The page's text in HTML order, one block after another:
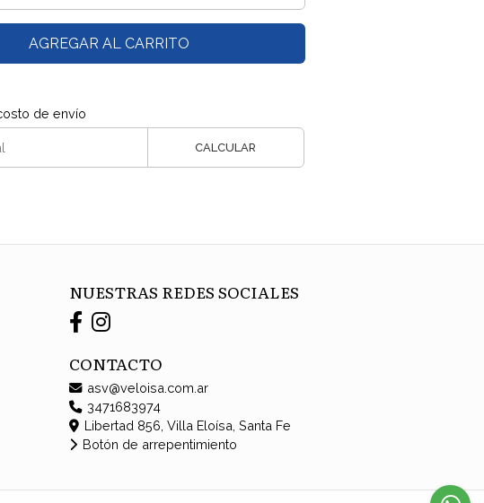
AGREGAR AL CARRITO
de envío
CALCULAR
NUESTRAS REDES SOCIALES
CONTACTO
asv@veloisa.com.ar
3471683974
Libertad 856, Villa Eloísa, Santa Fe
Botón de arrepentimiento